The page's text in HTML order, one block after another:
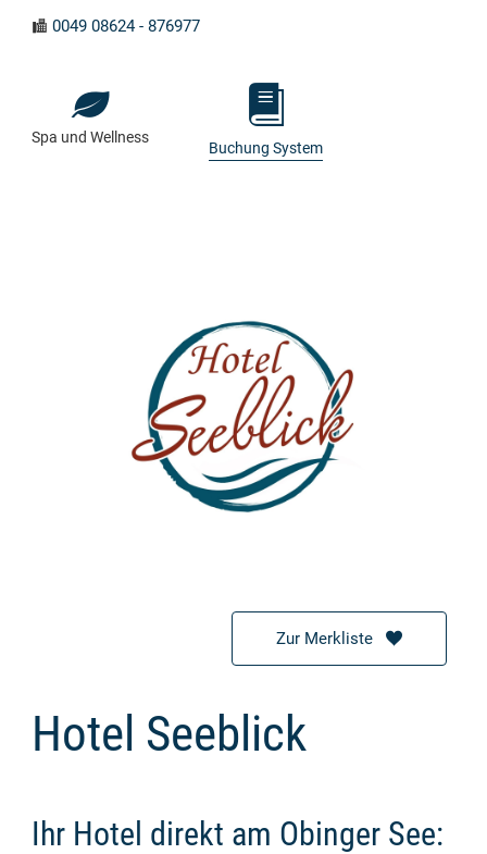
0049 08624- 876977
Spa und Wellness
Buchung System
Zur Merkliste
Hotel Seeblick
Ihr Hotel direkt am Obinger See: